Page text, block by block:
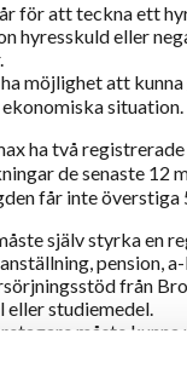
för att teckna ett
hyresskuld eller
möjlighet att kunna
situation.
ha två registrerade
de senaste 12
får inte överstiga
själv styrka en
pension, a-
från
studiemedel.
måste kunna
samt